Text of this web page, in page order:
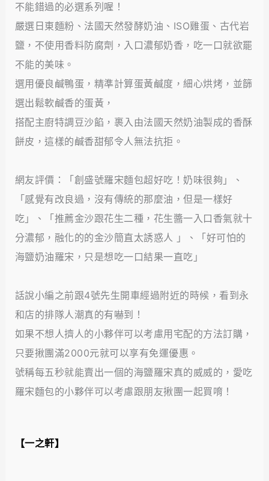
不能錯過的必選系列喔！
嚴選日東麵粉、法國天然發酵奶油、ISO雞蛋、古代岩
鹽，不使用香料防腐劑，入口濃郁奶香，吃一口就欲罷
不能的美味。
選用優良鹹鴨蛋，精準計算蛋黃鹹度，細心烘烤，並篩
選出鬆軟鹹香的蛋黃，
搭配主廚特調豆沙餡，裹入由法國天然奶油製成的香酥
餅皮，這樣的鹹香甜郁令人無法抗拒。
網友評價：「創盛號羅宋麵包超好吃！奶味很夠」、
「感覺有改良過，沒有傳統的那麼油，但是一樣好
吃」、「推薦金沙跟花生二種，花生醬一入口香氣就十
分濃郁，融化的的金沙簡直太誘惑人 」、「好可怕的
海鹽奶油羅宋，只是想吃一口結果一直吃」
話說小編之前跟4號先生開車經過附近的時候，看到永
和店的排隊人潮真的有嚇到！
如果不想人擠人的小夥伴可以考慮用宅配的方法訂購，
只要揪團滿2000元就可以享有免運優惠。
號稱每五秒就能賣出一個的海鹽羅宋真的威威的，愛吃
羅宋麵包的小夥伴可以考慮跟朋友揪團一起買唷！
【一之軒】